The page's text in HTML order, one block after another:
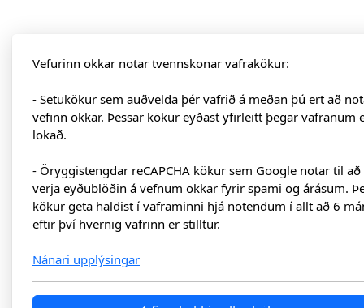
Vefurinn okkar notar tvennskonar vafrakökur:
- Setukökur sem auðvelda þér vafrið á meðan þú ert að
vefinn okkar. Þessar kökur eyðast yfirleitt þegar vafranum
lokað.
- Öryggistengdar reCAPCHA kökur sem Google notar til að
verja eyðublöðin á vefnum okkar fyrir spami og árásum.
kökur geta haldist í vaframinni hjá notendum í allt að 6
eftir því hvernig vafrinn er stilltur.
Nánari upplýsingar